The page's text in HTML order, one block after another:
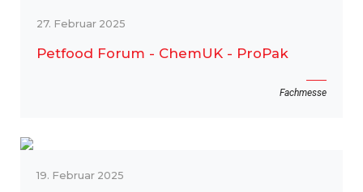
27. Februar 2025
Petfood Forum - ChemUK - ProPak
Fachmesse
19. Februar 2025